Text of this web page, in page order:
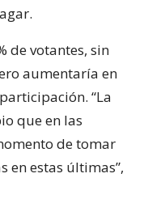
de votantes, sin
aumentaría en
“La
que en las
de tomar
en estas últimas”,